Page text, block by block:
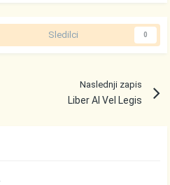
Sledilci 0
Naslednji zapis
Liber Al Vel Legis